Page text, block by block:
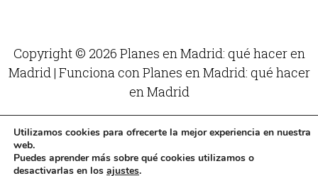
Copyright © 2026 Planes en Madrid: qué hacer en
Madrid | Funciona con Planes en Madrid: qué hacer
en Madrid
Utilizamos cookies para ofrecerte la mejor experiencia en nuestra
web.
Puedes aprender más sobre qué cookies utilizamos o
desactivarlas en los ajustes.